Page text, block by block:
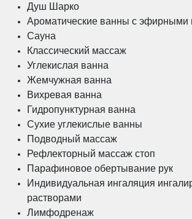
Душ Шарко
Ароматические ванны с эфирными
Сауна
Классический массаж
Углекислая ванна
Жемчужная ванна
Вихревая ванна
Гидропунктурная ванна
Сухие углекислые ванны
Подводный массаж
Рефлекторный массаж стоп
Парафиновое обертывание рук
Индивидуальная ингаляция
растворами
Лимфодренаж